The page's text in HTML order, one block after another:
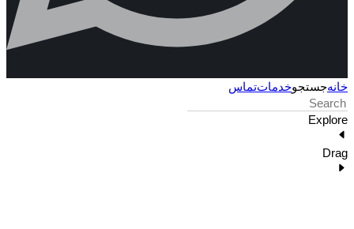
خانهجستجوخدماتتماس
Explore
Drag